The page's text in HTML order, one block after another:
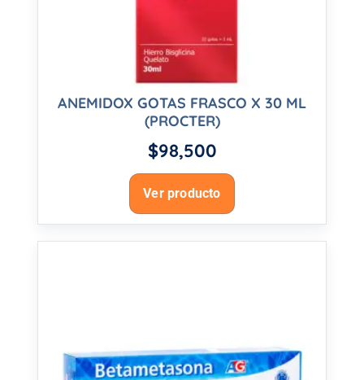
ANEMIDOX GOTAS FRASCO X 30 ML
(PROCTER)
$98,500
Ver producto